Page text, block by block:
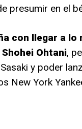
presumir en el
con llegar a
Ohtani,
y poder
New York